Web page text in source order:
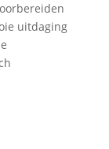
uitdaging